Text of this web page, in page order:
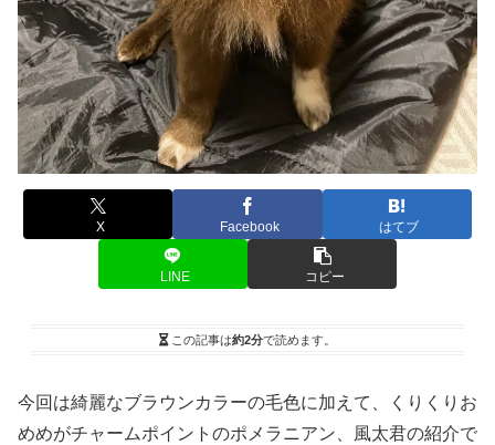
X Facebook はてブ
LINE コピー
この記事は約2分で読めます。
今回は綺麗なブラウンカラーの毛色に加えて、くりくりお
めめがチャームポイントのポメラニアン、風太君の紹介で